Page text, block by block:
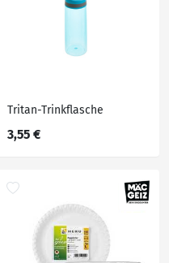
Tritan-Trinkflasche
3,55 €